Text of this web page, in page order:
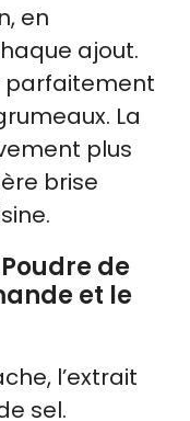
en
ajout.
parfaitement
La
plus
brise
de
et le
l’extrait
sel.